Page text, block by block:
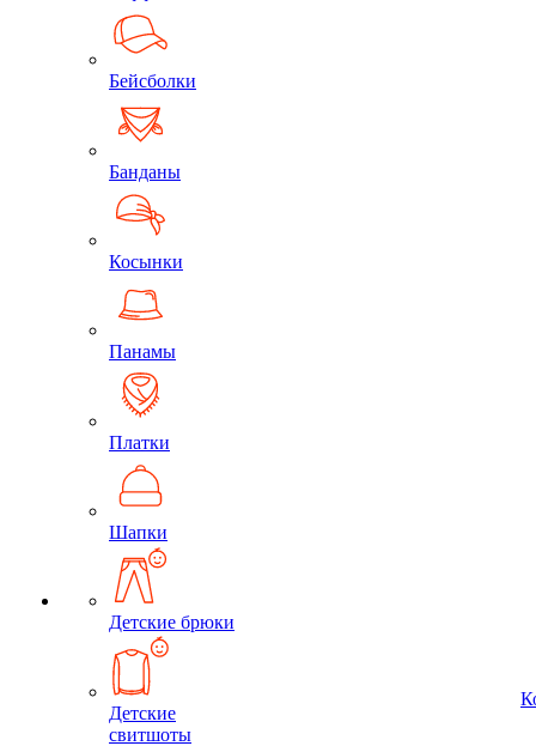
Бейсболки
Банданы
Косынки
Панамы
Платки
Шапки
Детские брюки
Детские
свитшоты